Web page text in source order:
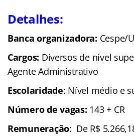
Detalhes:
Banca organizadora: Cespe/
Cargos: Diversos de nível
Agente Administrativo
Escolaridade: Nível médio e
Número de vagas: 143 + CR
Remuneração: De R$